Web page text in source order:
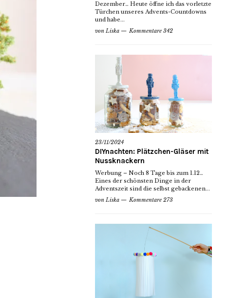
Dezember… Heute öffne ich das vorletzte
Türchen unseres Advents-Countdowns
und habe...
von Liska Kommentare 342
23/11/2024
DIYnachten: Plätzchen-Gläser mit
Nussknackern
Werbung – Noch 8 Tage bis zum 1.12…
Eines der schönsten Dinge in der
Adventszeit sind die selbst gebackenen...
von Liska Kommentare 273